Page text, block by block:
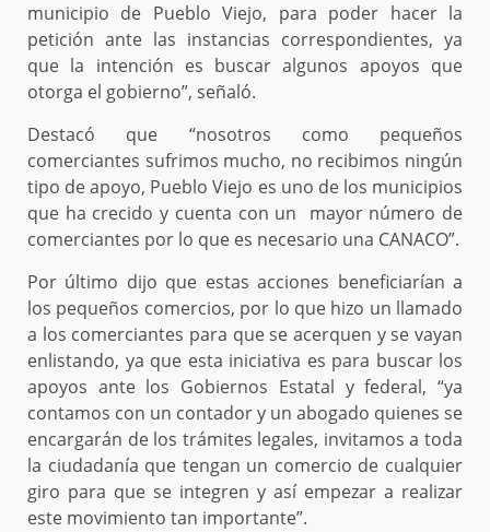
municipio de Pueblo Viejo, para poder hacer la
petición ante las instancias correspondientes, ya
que la intención es buscar algunos apoyos que
otorga el gobierno”, señaló.
Destacó que “nosotros como pequeños
comerciantes sufrimos mucho, no recibimos ningún
tipo de apoyo, Pueblo Viejo es uno de los municipios
que ha crecido y cuenta con un mayor número de
comerciantes por lo que es necesario una CANACO”.
Por último dijo que estas acciones beneficiarían a
los pequeños comercios, por lo que hizo un llamado
a los comerciantes para que se acerquen y se vayan
enlistando, ya que esta iniciativa es para buscar los
apoyos ante los Gobiernos Estatal y federal, “ya
contamos con un contador y un abogado quienes se
encargarán de los trámites legales, invitamos a toda
la ciudadanía que tengan un comercio de cualquier
giro para que se integren y así empezar a realizar
este movimiento tan importante”.